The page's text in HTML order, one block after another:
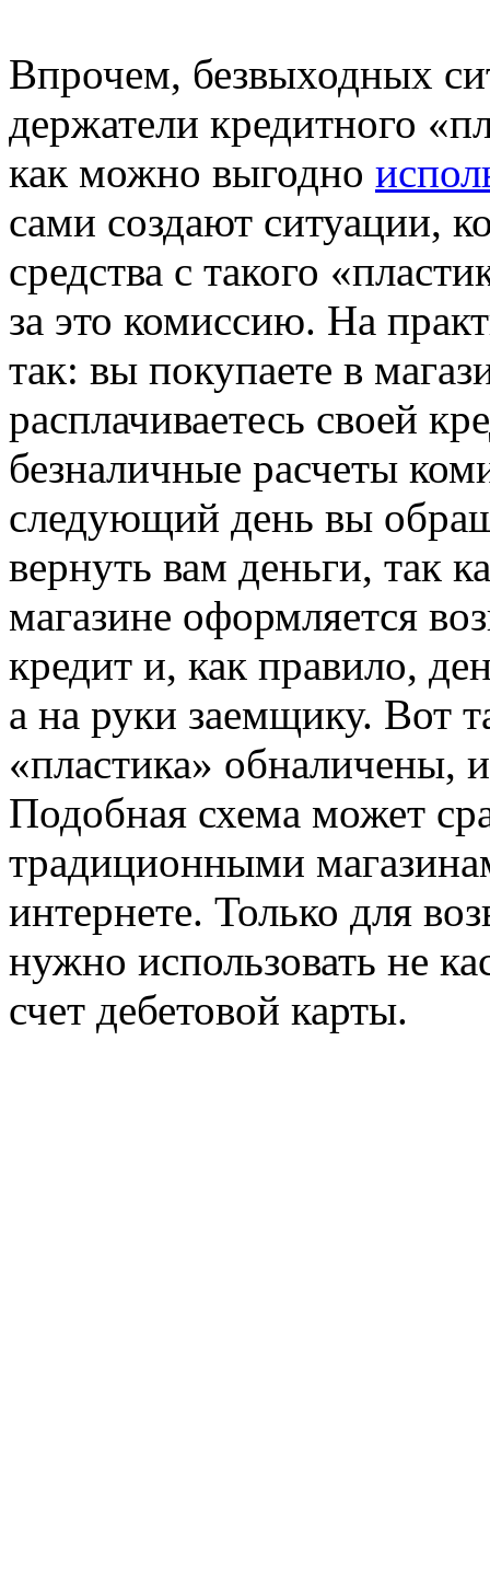
Впрочем, безвыходных
держатели кредитного
как можно выгодно
сами создают ситуации,
средства с такого
за это комиссию. На
так: вы покупаете в
расплачиваетесь своей
безналичные расчеты
следующий день вы
вернуть вам деньги, так
магазине оформляется
кредит и, как правило,
а на руки заемщику. Вот
«пластика» обналичены,
Подобная схема может
традиционными
интернете. Только для
нужно использовать не
счет дебетовой карты.